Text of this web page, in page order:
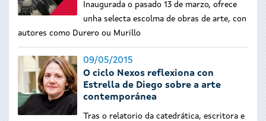
Inaugurada o pasado 13 de marzo, ofrece
unha selecta escolma de obras de arte, con
autores como Durero ou Murillo
09/05/2015
O ciclo Nexos reflexiona con
Estrella de Diego sobre a arte
contemporánea
Tras o relatorio da catedrática, escritora e